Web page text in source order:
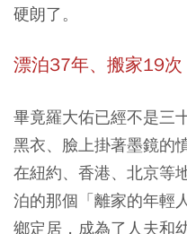
硬朗了。
漂泊37年、搬家19
畢竟羅大佑已經不是三
黑衣、臉上掛著墨鏡的
在紐約、香港、北京等
泊的那個「離家的年輕
鄉定居，成為了人夫和